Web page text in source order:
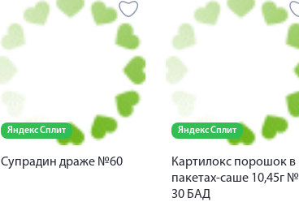
Яндекс Сплит
Супрадин драже №60
Яндекс Сплит
Картилокс порошок в
пакетах-саше 10,45г №
30 БАД